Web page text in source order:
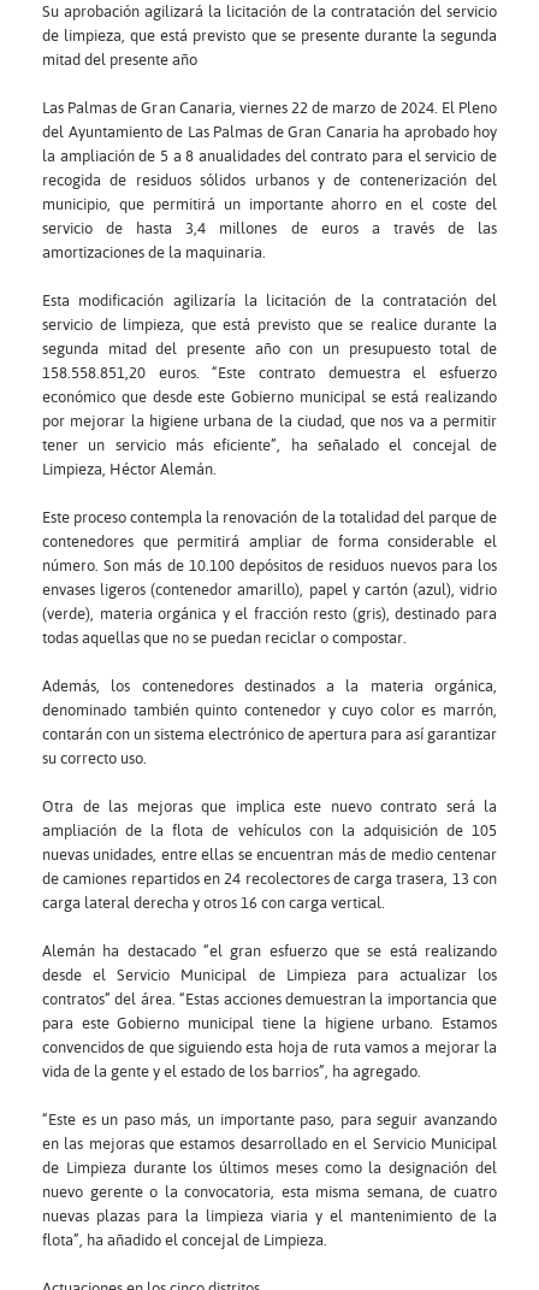
Su aprobación agilizará la licitación de la contratación del servicio
de limpieza, que está previsto que se presente durante la segunda
mitad del presente año
Las Palmas de Gran Canaria, viernes 22 de marzo de 2024. El Pleno
del Ayuntamiento de Las Palmas de Gran Canaria ha aprobado hoy
la ampliación de 5 a 8 anualidades del contrato para el servicio de
recogida de residuos sólidos urbanos y de contenerización del
municipio, que permitirá un importante ahorro en el coste del
servicio de hasta 3,4 millones de euros a través de las
amortizaciones de la maquinaria.
Esta modificación agilizaría la licitación de la contratación del
servicio de limpieza, que está previsto que se realice durante la
segunda mitad del presente año con un presupuesto total de
158.558.851,20 euros. “Este contrato demuestra el esfuerzo
económico que desde este Gobierno municipal se está realizando
por mejorar la higiene urbana de la ciudad, que nos va a permitir
tener un servicio más eficiente”, ha señalado el concejal de
Limpieza, Héctor Alemán.
Este proceso contempla la renovación de la totalidad del parque de
contenedores que permitirá ampliar de forma considerable el
número. Son más de 10.100 depósitos de residuos nuevos para los
envases ligeros (contenedor amarillo), papel y cartón (azul), vidrio
(verde), materia orgánica y el fracción resto (gris), destinado para
todas aquellas que no se puedan reciclar o compostar.
Además, los contenedores destinados a la materia orgánica,
denominado también quinto contenedor y cuyo color es marrón,
contarán con un sistema electrónico de apertura para así garantizar
su correcto uso.
Otra de las mejoras que implica este nuevo contrato será la
ampliación de la flota de vehículos con la adquisición de 105
nuevas unidades, entre ellas se encuentran más de medio centenar
de camiones repartidos en 24 recolectores de carga trasera, 13 con
carga lateral derecha y otros 16 con carga vertical.
Alemán ha destacado “el gran esfuerzo que se está realizando
desde el Servicio Municipal de Limpieza para actualizar los
contratos” del área. “Estas acciones demuestran la importancia que
para este Gobierno municipal tiene la higiene urbano. Estamos
convencidos de que siguiendo esta hoja de ruta vamos a mejorar la
vida de la gente y el estado de los barrios”, ha agregado.
“Este es un paso más, un importante paso, para seguir avanzando
en las mejoras que estamos desarrollado en el Servicio Municipal
de Limpieza durante los últimos meses como la designación del
nuevo gerente o la convocatoria, esta misma semana, de cuatro
nuevas plazas para la limpieza viaria y el mantenimiento de la
flota”, ha añadido el concejal de Limpieza.